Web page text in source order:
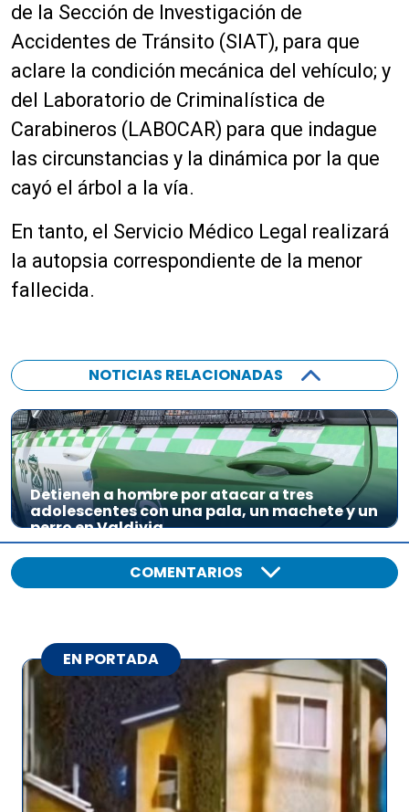
r
o
d
u
c
t
o
r
d
a
u
d
i
de la Sección de Investigación de
Accidentes de Tránsito (SIAT), para que
aclare la condición mecánica del vehículo; y
del Laboratorio de Criminalística de
Carabineros (LABOCAR) para que indague
las circunstancias y la dinámica por la que
cayó el árbol a la vía.
En tanto, el Servicio Médico Legal realizará
la autopsia correspondiente de la menor
fallecida.
NOTICIAS RELACIONADAS
Detienen a hombre por atacar a tres
adolescentes con una pala, un machete y un
perro en Valdivia
COMENTARIOS
EN PORTADA